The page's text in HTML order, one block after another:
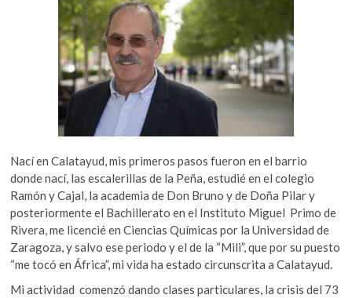
Nací en Calatayud, mis primeros pasos fueron en el barrio
donde nací, las escalerillas de la Peña, estudié en el colegio
Ramón y Cajal, la academia de Don Bruno y de Doña Pilar y
posteriormente el Bachillerato en el Instituto Miguel Primo de
Rivera, me licencié en Ciencias Químicas por la Universidad de
Zaragoza, y salvo ese periodo y el de la “Mili”, que por su puesto
“me tocó en África”, mi vida ha estado circunscrita a Calatayud.
Mi actividad comenzó dando clases particulares, la crisis del 73